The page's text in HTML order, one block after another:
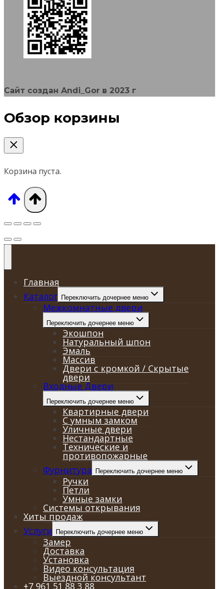
Сайт создан Andi_Gor в 2023 г
Обзор корзины
Корзина пуста.
Главная
Каталог Переключить дочернее меню
Межкомнатные двери
Переключить дочернее меню
Экошпон
Натуральный шпон
Эмаль
Массив
Двери с кромкой / Скрытые
двери
Входные Двери
Переключить дочернее меню
Квартирные двери
С умным замком
Уличные двери
Нестандартные
Технические и
противопожарные
Фурнитура Переключить дочернее меню
Ручки
Петли
Умные замки
Системы открывания
Хиты продаж
Услуги Переключить дочернее меню
Замер
Доставка
Установка
Видео консультация
Выездной консультант
+7 961 51 88 3 88